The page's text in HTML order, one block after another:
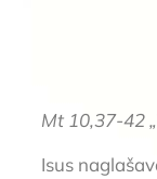
Mt 10,37-42 „
Isus